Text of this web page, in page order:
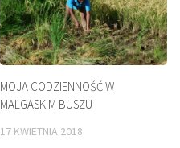
MOJA CODZIENNOŚĆ W
MALGASKIM BUSZU
17 KWIETNIA 2018